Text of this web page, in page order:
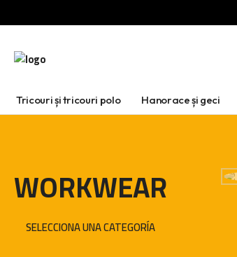
Tricouri și tricouri polo Hanorace și geci
WORKWEAR
SELECCIONA UNA CATEGORÍA